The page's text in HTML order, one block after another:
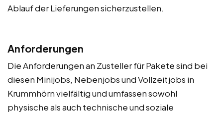
Ablauf der Lieferungen sicherzustellen.
Anforderungen
Die Anforderungen an Zusteller für Pakete sind bei
diesen Minijobs, Nebenjobs und Vollzeitjobs in
Krummhörn vielfältig und umfassen sowohl
physische als auch technische und soziale